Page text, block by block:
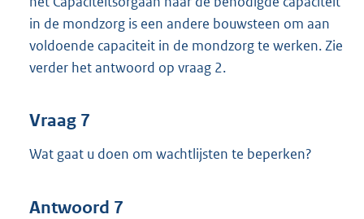
in de mondzorg is een andere bouwsteen om aan
voldoende capaciteit in de mondzorg te werken. Zie
verder het antwoord op vraag 2.
Vraag 7
Wat gaat u doen om wachtlijsten te beperken?
Antwoord 7